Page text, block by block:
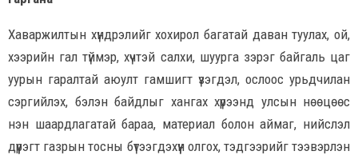
Хаваржилтын хүндрэлийг хохирол багатай даван туулах, ой,
хээрийн гал түймэр, хүчтэй салхи, шуурга зэрэг байгаль цаг
уурын гаралтай аюулт гамшигт үзэгдэл, ослоос урьдчилан
сэргийлэх, бэлэн байдлыг хангах хүрээнд улсын нөөцөөс
нэн шаардлагатай бараа, материал болон аймаг, нийслэл
дүүрэгт газрын тосны бүтээгдэхүүн олгох, тэдгээрийг тээвэрлэн